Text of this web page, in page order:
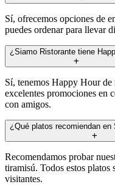
Sí, ofrecemos opciones de
puedes ordenar para llevar
¿Siamo Ristorante tiene
Sí, tenemos Happy Hour de
excelentes promociones en
con amigos.
¿Qué platos recomiendan en
Recomendamos probar
tiramisú. Todos estos platos
visitantes.